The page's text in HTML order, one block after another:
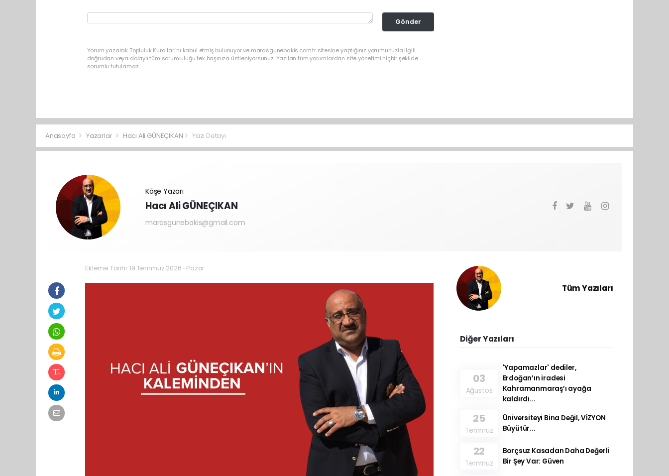
Gönder
Yorum yazarak Topluluk Kuralları’nı kabul etmiş bulunuyor ve marasgunebakis.com.tr sitesine yaptığınız yorumunuzla ilgili
doğrudan veya dolaylı tüm sorumluluğu tek başınıza üstleniyorsunuz. Yazılan tüm yorumlardan site yönetimi hiçbir şekilde
sorumlu tutulamaz.
Anasayfa Yazarlar Hacı Ali GÜNEÇIKAN Yazı Detayı
Köşe Yazarı
Hacı Ali GÜNEÇIKAN
marasgunebakis@gmail.com
Ekleme Tarihi: 19 Temmuz 2026 -Pazar
Tüm Yazıları
Diğer Yazıları
03
Ağustos
'Yapamazlar' dediler,
Erdoğan’ın iradesi
Kahramanmaraş’ı ayağa
kaldırdı...
25
Temmuz
Üniversiteyi Bina Değil, VİZYON
Büyütür...
22
Temmuz
Borçsuz Kasadan Daha Değerli
Bir Şey Var: Güven